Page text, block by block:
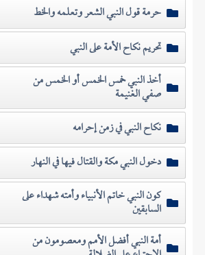
حرمة قول النبي الشعر وتعلمه والخط
تحريم نكاح الأمة على النبي
أخذ النبي خمس الخمس أو الخمس من
صفي الغنيمة
نكاح النبي في زمن إحرامه
دخول النبي مكة والقتال فيها في النهار
كون النبي خاتم الأنبياء وأمته شهداء على
السابقين
أمة النبي أفضل الأمم ومعصومون من